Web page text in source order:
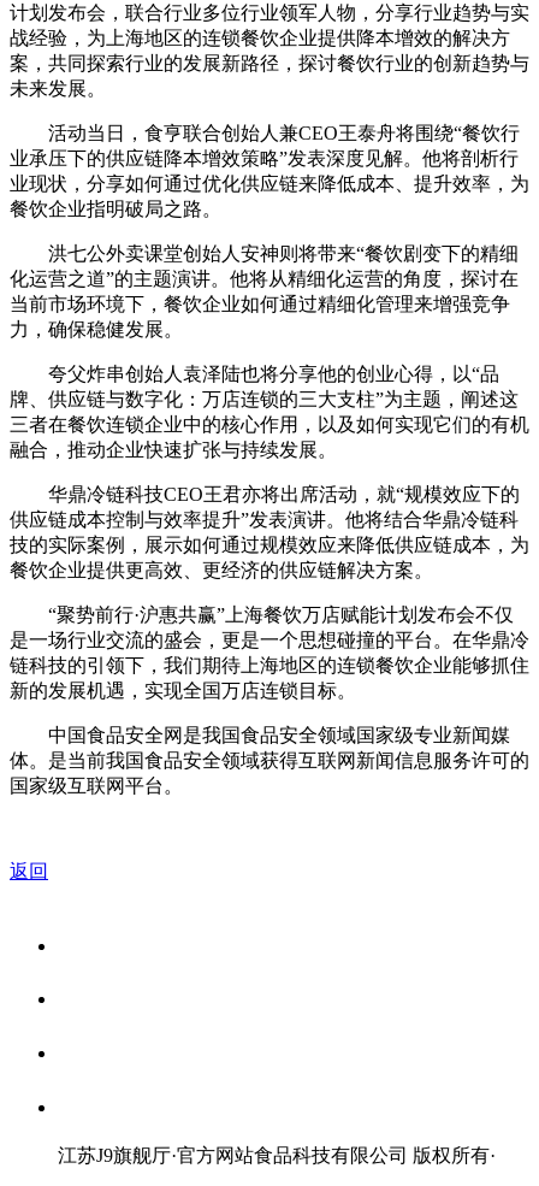
计划发布会，联合行业多位行业领军人物，分享行业趋势与实
战经验，为上海地区的连锁餐饮企业提供降本增效的解决方
案，共同探索行业的发展新路径，探讨餐饮行业的创新趋势与
未来发展。
活动当日，食亨联合创始人兼CEO王泰舟将围绕“餐饮行
业承压下的供应链降本增效策略”发表深度见解。他将剖析行
业现状，分享如何通过优化供应链来降低成本、提升效率，为
餐饮企业指明破局之路。
洪七公外卖课堂创始人安神则将带来“餐饮剧变下的精细
化运营之道”的主题演讲。他将从精细化运营的角度，探讨在
当前市场环境下，餐饮企业如何通过精细化管理来增强竞争
力，确保稳健发展。
夸父炸串创始人袁泽陆也将分享他的创业心得，以“品
牌、供应链与数字化：万店连锁的三大支柱”为主题，阐述这
三者在餐饮连锁企业中的核心作用，以及如何实现它们的有机
融合，推动企业快速扩张与持续发展。
华鼎冷链科技CEO王君亦将出席活动，就“规模效应下的
供应链成本控制与效率提升”发表演讲。他将结合华鼎冷链科
技的实际案例，展示如何通过规模效应来降低供应链成本，为
餐饮企业提供更高效、更经济的供应链解决方案。
“聚势前行·沪惠共赢”上海餐饮万店赋能计划发布会不仅
是一场行业交流的盛会，更是一个思想碰撞的平台。在华鼎冷
链科技的引领下，我们期待上海地区的连锁餐饮企业能够抓住
新的发展机遇，实现全国万店连锁目标。
中国食品安全网是我国食品安全领域国家级专业新闻媒
体。是当前我国食品安全领域获得互联网新闻信息服务许可的
国家级互联网平台。
返回
江苏J9旗舰厅·官方网站食品科技有限公司 版权所有·